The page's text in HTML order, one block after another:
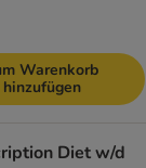
Warenkorb
hinzufügen
Diet w/d